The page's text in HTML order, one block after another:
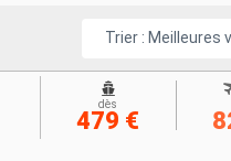
Trier : Meilleures
dès
479 €